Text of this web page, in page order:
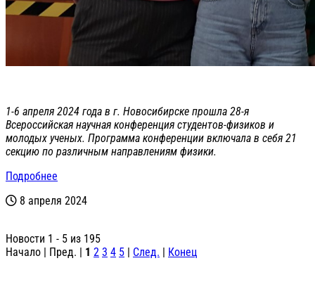
1-6 апреля 2024 года в г. Новосибирске прошла 28-я
Всероссийская научная конференция студентов-физиков и
молодых ученых. Программа конференции включала в себя 21
секцию по различным направлениям физики.
Подробнее
8 апреля 2024
Новости 1 - 5 из 195
Начало | Пред. | 1 2 3 4 5 | След. | Конец